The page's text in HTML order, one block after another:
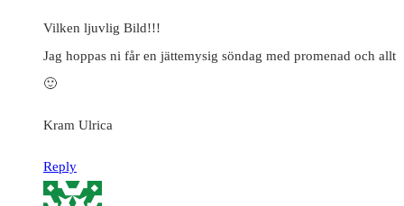
Vilken ljuvlig Bild!!!
Jag hoppas ni får en jättemysig söndag med promenad och allt
🙂
Kram Ulrica
Reply